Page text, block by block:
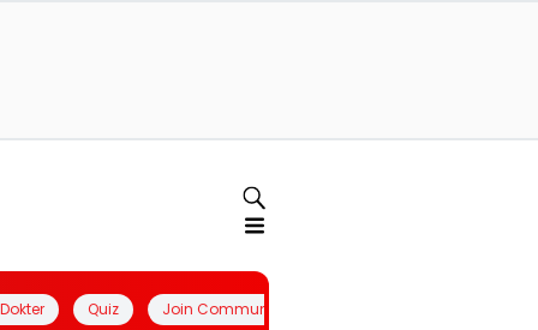
Quiz Join Community